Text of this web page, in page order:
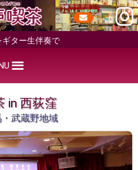
ター生伴奏で
in 西荻窪
武蔵野地域